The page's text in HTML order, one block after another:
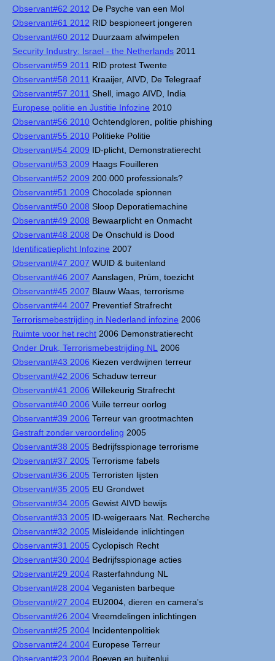
Observant#62 2012 De Psyche van een Mol
Observant#61 2012 RID bespioneert jongeren
Observant#60 2012 Duurzaam afwimpelen
Security Industry: Israel - the Netherlands 2011
Observant#59 2011 RID protest Twente
Observant#58 2011 Kraaijer, AIVD, De Telegraaf
Observant#57 2011 Shell, imago AIVD, India
Europese politie en Justitie Infozine 2010
Observant#56 2010 Ochtendgloren, politie phishing
Observant#55 2010 Politieke Politie
Observant#54 2009 ID-plicht, Demonstratierecht
Observant#53 2009 Haags Fouilleren
Observant#52 2009 200.000 professionals?
Observant#51 2009 Chocolade spionnen
Observant#50 2008 Sloop Deporatiemachine
Observant#49 2008 Bewaarplicht en Onmacht
Observant#48 2008 De Onschuld is Dood
Identificatieplicht Infozine 2007
Observant#47 2007 WUID & buitenland
Observant#46 2007 Aanslagen, Prüm, toezicht
Observant#45 2007 Blauw Waas, terrorisme
Observant#44 2007 Preventief Strafrecht
Terrorismebestrijding in Nederland infozine 2006
Ruimte voor het recht 2006 Demonstratierecht
Onder Druk, Terrorismebestrijding NL
2006
Observant#43 2006 Kiezen verdwijnen terreur
Observant#42 2006 Schaduw terreur
Observant#41 2006 Willekeurig Strafrecht
Observant#40 2006 Vuile terreur oorlog
Observant#39 2006 Terreur van grootmachten
Gestraft zonder veroordeling 2005
Observant#38 2005 Bedrijfsspionage terrorisme
Observant#37 2005 Terrorisme fabels
Observant#36 2005 Terroristen lijsten
Observant#35 2005 EU Grondwet
Observant#34 2005 Gewist AIVD bewijs
Observant#33 2005 ID-weigeraars Nat. Recherche
Observant#32 2005 Misleidende inlichtingen
Observant#31 2005 Cyclopisch Recht
Observant#30 2004 Bedrijfsspionage acties
Observant#29 2004 Rasterfahndung NL
Observant#28 2004 Veganisten barbeque
Observant#27 2004 EU2004, dieren en camera's
Observant#26 2004 Vreemdelingen inlichtingen
Observant#25 2004 Incidentenpolitiek
Observant#24 2004 Europese Terreur
Observant#23 2004 Boeven en buitenlui